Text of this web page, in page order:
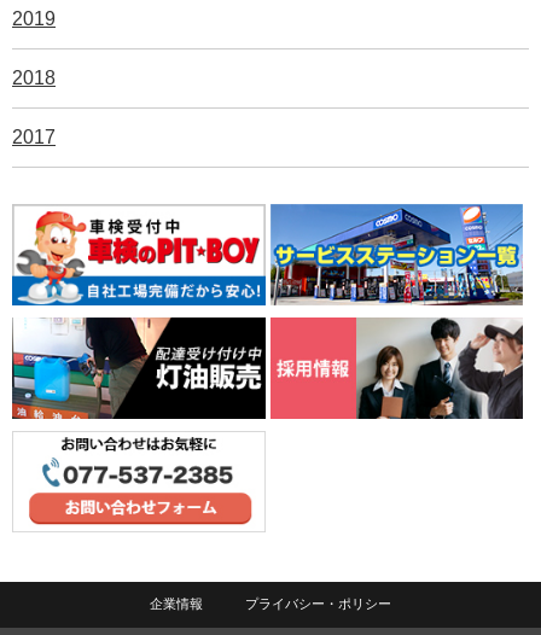
2019
2018
2017
企業情報 プライバシー・ポリシー